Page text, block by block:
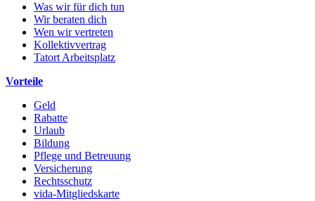
Was wir für dich tun
Wir beraten dich
Wen wir vertreten
Kollektivvertrag
Tatort Arbeitsplatz
Vorteile
Geld
Rabatte
Urlaub
Bildung
Pflege und Betreuung
Versicherung
Rechtsschutz
vida-Mitgliedskarte